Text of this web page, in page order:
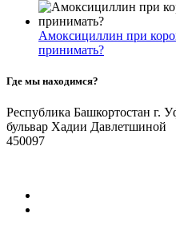
Амоксициллин при
принимать?
Где мы находимся?
Республика Башкортостан г.
бульвар Хадии Давлетшиной
450097